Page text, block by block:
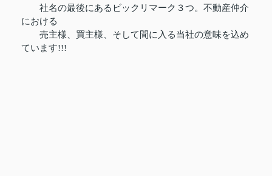
社名の最後にあるビックリマーク３つ。不動産仲介
における
売主様、買主様、そして間に入る当社の意味を込め
ています!!!